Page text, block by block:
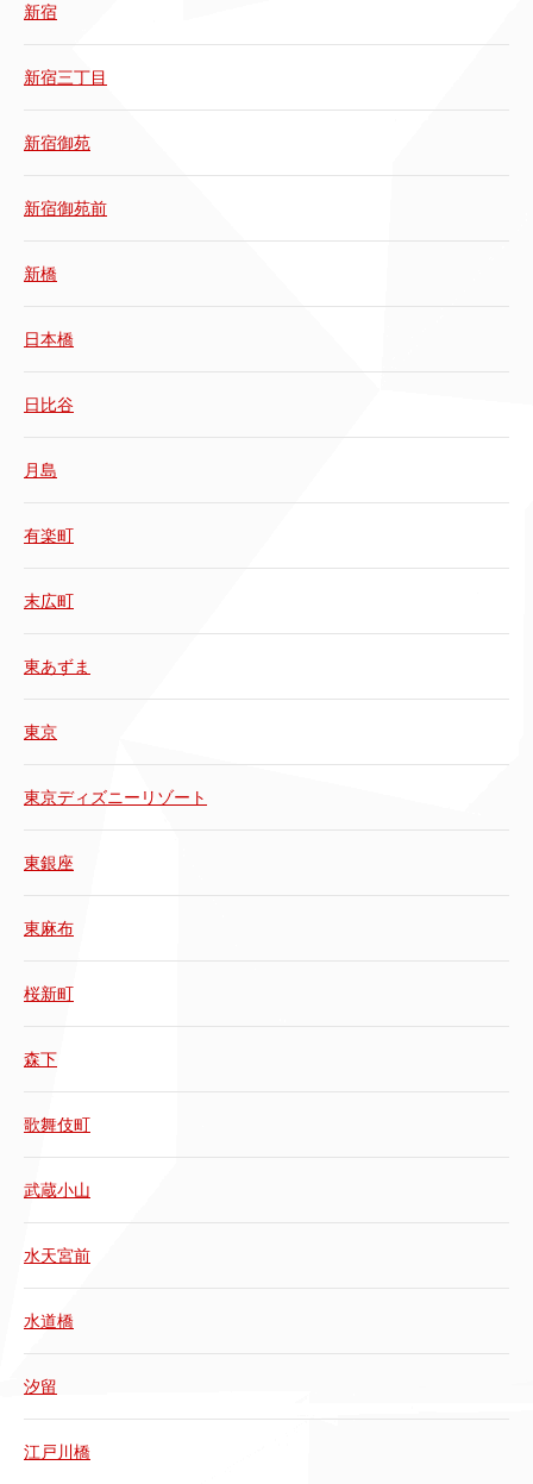
新宿
新宿三丁目
新宿御苑
新宿御苑前
新橋
日本橋
日比谷
月島
有楽町
末広町
東あずま
東京
東京ディズニーリゾート
東銀座
東麻布
桜新町
森下
歌舞伎町
武蔵小山
水天宮前
水道橋
汐留
江戸川橋